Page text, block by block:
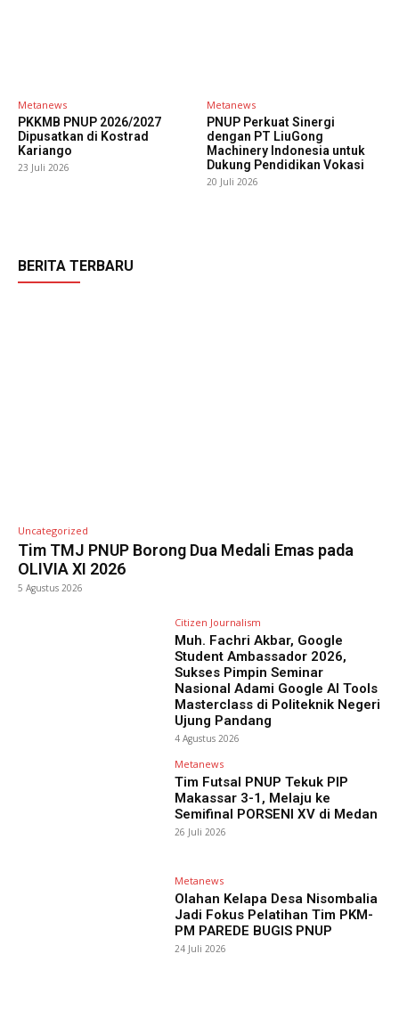
Metanews
PKKMB PNUP 2026/2027
Dipusatkan di Kostrad
Kariango
23 Juli 2026
Metanews
PNUP Perkuat Sinergi
dengan PT LiuGong
Machinery Indonesia untuk
Dukung Pendidikan Vokasi
20 Juli 2026
BERITA TERBARU
Uncategorized
Tim TMJ PNUP Borong Dua Medali Emas pada
OLIVIA XI 2026
5 Agustus 2026
Citizen Journalism
Muh. Fachri Akbar, Google
Student Ambassador 2026,
Sukses Pimpin Seminar
Nasional Adami Google AI Tools
Masterclass di Politeknik Negeri
Ujung Pandang
4 Agustus 2026
Metanews
Tim Futsal PNUP Tekuk PIP
Makassar 3-1, Melaju ke
Semifinal PORSENI XV di Medan
26 Juli 2026
Metanews
Olahan Kelapa Desa Nisombalia
Jadi Fokus Pelatihan Tim PKM-
PM PAREDE BUGIS PNUP
24 Juli 2026